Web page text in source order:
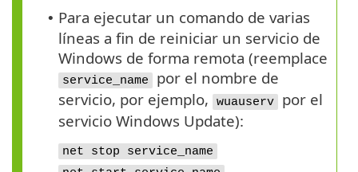
• Para ejecutar un comando de varias
líneas a fin de reiniciar un servicio de
Windows de forma remota (reemplace
service_name
por el nombre de
servicio, por ejemplo,
wuauserv
por el
servicio Windows Update):
net stop service_name